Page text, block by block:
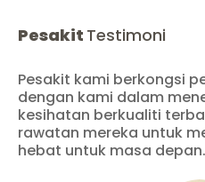
Pesakit Testimoni
Pesakit kami berkongsi
dengan kami dalam
kesihatan berkualiti
rawatan mereka untuk
hebat untuk masa depan.